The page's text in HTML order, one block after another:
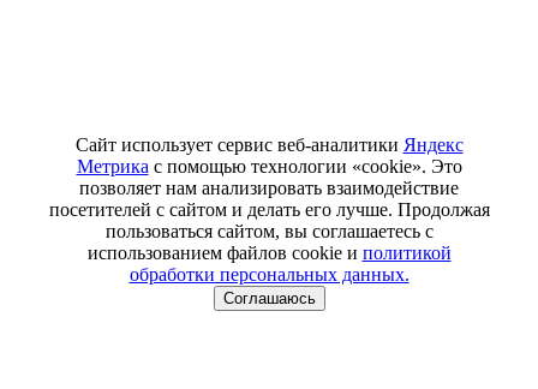
Сайт использует сервис веб-аналитики Яндекс
Метрика с помощью технологии «cookie». Это
позволяет нам анализировать взаимодействие
посетителей с сайтом и делать его лучше. Продолжая
пользоваться сайтом, вы соглашаетесь с
использованием файлов cookie и политикой
обработки персональных данных.
Соглашаюсь